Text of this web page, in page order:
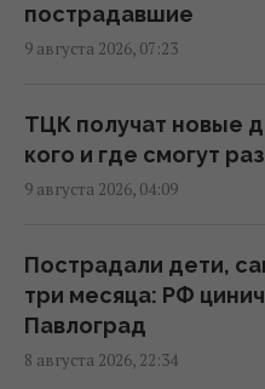
Скрытая
Зеленский раскрыл
20:50 суббота, 08 августа 2026
Маск не разрешил
19:19 суббота, 08 августа 2026
Пессимизм вернулся
предостерег от
пострадавшие
9 августа 2026, 07:23
ТЦК получат новые
кого и где смогут
9 августа 2026, 04:09
Пострадали дети,
три месяца: РФ
Павлоград
8 августа 2026, 22:34